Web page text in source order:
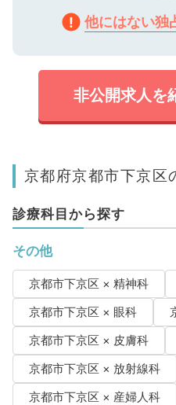
他にはない独
非公開求人を
京都府京都市下京区
診療科目から探す
その他
京都市下京区 × 精神科
京都市下京区 × 眼科
京都市下京区 × 皮膚科
京都市下京区 × 放射線科
京都市下京区 × 産婦人科